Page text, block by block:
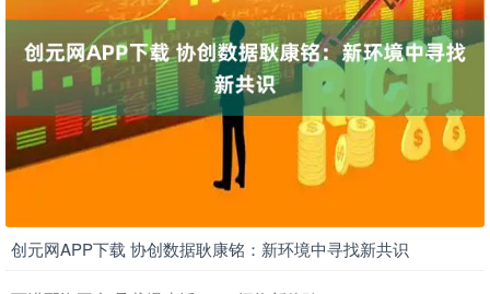
创元网APP下载 协创数据耿康铭：新环境中寻找新共识